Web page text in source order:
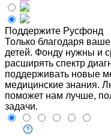
Поддержите Русфонд
Только благодаря
детей. Фонду нужны и
расширять спектр
поддерживать новые
медицинские знания.
поможет нам лучше,
задачи.